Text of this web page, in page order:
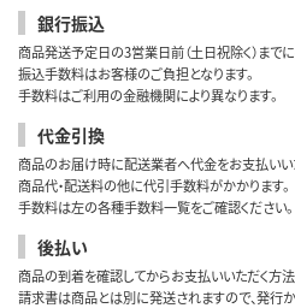
銀行振込
商品発送予定日の3営業日前（土日祝除く）まで
振込手数料はお客様のご負担となります。
手数料はご利用の金融機関により異なります。
代金引換
商品のお届け時に配送業者へ代金をお支払いい
商品代・配送料の他に代引手数料がかかります。
手数料は左の各種手数料一覧をご確認ください。
後払い
商品の到着を確認してからお支払いいただく方法
請求書は商品とは別に発送されますので、発行